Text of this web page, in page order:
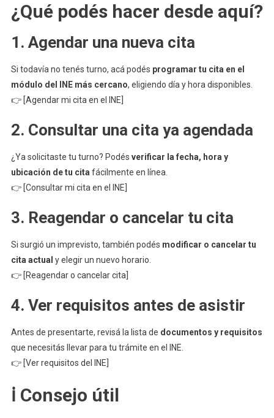
¿Qué podés hacer desde aquí?
1. Agendar una nueva cita
Si todavía no tenés turno, acá podés programar tu cita en el
módulo del INE más cercano, eligiendo día y hora disponibles.
👉 [Agendar mi cita en el INE]
2. Consultar una cita ya agendada
¿Ya solicitaste tu turno? Podés verificar la fecha, hora y
ubicación de tu cita fácilmente en línea.
👉 [Consultar mi cita en el INE]
3. Reagendar o cancelar tu cita
Si surgió un imprevisto, también podés modificar o cancelar tu
cita actual y elegir un nuevo horario.
👉 [Reagendar o cancelar cita]
4. Ver requisitos antes de asistir
Antes de presentarte, revisá la lista de documentos y requisitos
que necesitás llevar para tu trámite en el INE.
👉 [Ver requisitos del INE]
ℹ️ Consejo útil